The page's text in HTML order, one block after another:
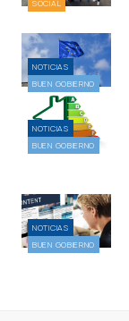
SOCIAL
NOTICIAS
BUEN GOBIERNO
NOTICIAS
BUEN GOBIERNO
NOTICIAS
BUEN GOBIERNO